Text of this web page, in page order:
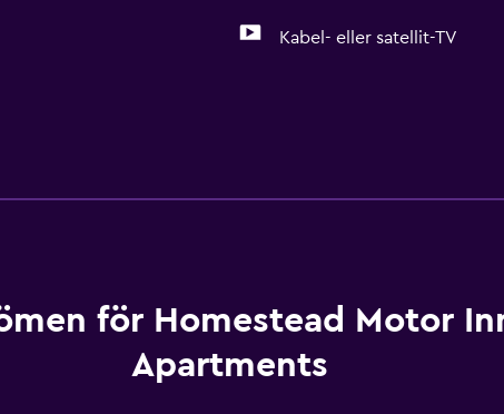
Kabel- eller satellit-TV
för Homestead Motor
Apartments